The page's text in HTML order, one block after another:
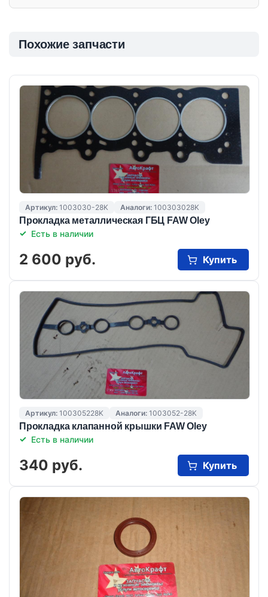
Похожие запчасти
Артикул: 1003030-28K Аналоги: 100303028K
Прокладка металлическая ГБЦ FAW Oley
Есть в наличии
2 600 руб. Купить
Артикул: 100305228K Аналоги: 1003052-28K
Прокладка клапанной крышки FAW Oley
Есть в наличии
340 руб. Купить